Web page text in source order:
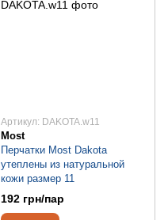
Артикул: DAKOTA.w11
Most
Перчатки Most Dakota
утеплены из натуральной
кожи размер 11
192 грн/пар